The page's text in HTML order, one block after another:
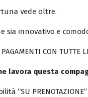
vede oltre.
sia innovativo e
CON TUTTE
lavora questa
“SU